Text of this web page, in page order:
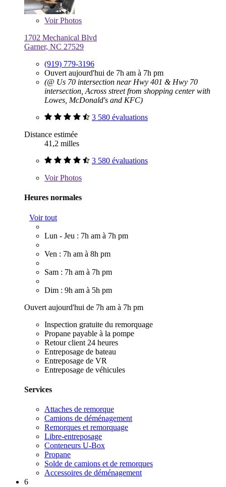
VoirPhotos
1702 Mechanical Blvd
Garner, NC 27529
(919) 779-3196
Ouvert aujourd'hui de 7h am à 7h pm
(@ Us 70 intersection near Hwy 401 & Hwy 70
intersection, Across street from shopping center with
Lowes, McDonald's and KFC)
3 580 évaluations
Distance estimée
41,2 milles
3 580 évaluations
VoirPhotos
Heures normales
Voir tout
Lun - Jeu : 7h am à 7h pm
Ven : 7h am à 8h pm
Sam : 7h am à 7h pm
Dim : 9h am à 5h pm
Ouvert aujourd'hui de 7h am à 7h pm
Inspection gratuite du remorquage
Propane payable à la pompe
Retour client 24 heures
Entreposage de bateau
Entreposage de VR
Entreposage de véhicules
Services
Attaches de remorque
Camions de déménagement
Remorques et remorquage
Libre-entreposage
Conteneurs U-Box
Propane
Solde de camions et de remorques
Accessoires de déménagement
6